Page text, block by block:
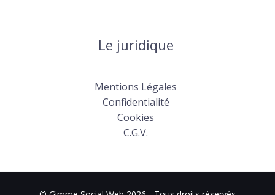
Le juridique
Mentions Légales
Confidentialité
Cookies
C.G.V.